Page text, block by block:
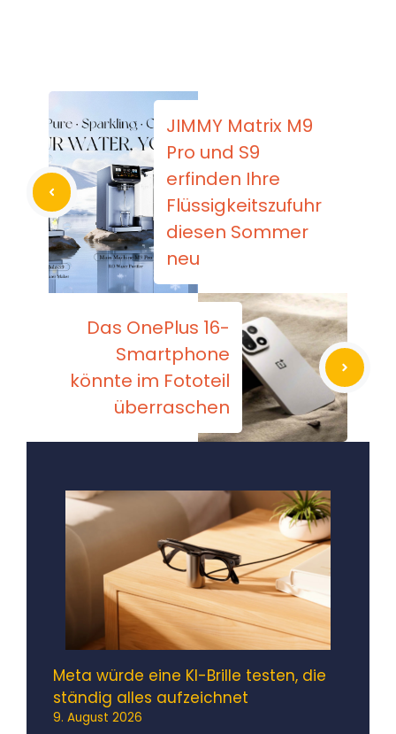
JIMMY Matrix M9
Pro und S9
erfinden Ihre
Flüssigkeitszufuhr
diesen Sommer
neu
Das OnePlus 16-
Smartphone
könnte im Fototeil
überraschen
Meta würde eine KI-Brille testen, die
ständig alles aufzeichnet
9. August 2026